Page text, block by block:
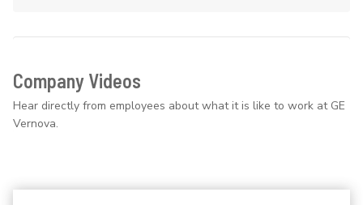
Company Videos
Hear directly from employees about what it is like to work at GE
Vernova.